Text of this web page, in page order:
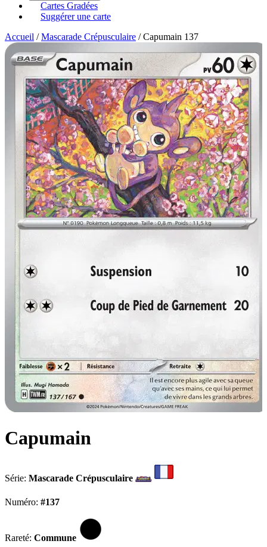
Cartes Gradées
Suggérer une carte
Accueil / Mascarade Crépusculaire / Capumain 137
Capumain
Série: Mascarade Crépusculaire
Numéro: #137
Rareté: Commune